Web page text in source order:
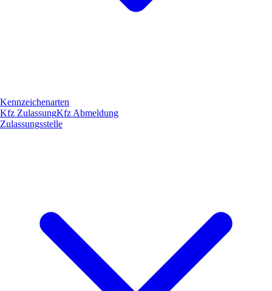
Kennzeichenarten
Kfz ZulassungKfz Abmeldung
Zulassungsstelle